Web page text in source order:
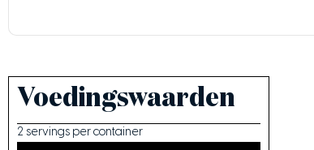
Voedingswaarden
2 servings per container